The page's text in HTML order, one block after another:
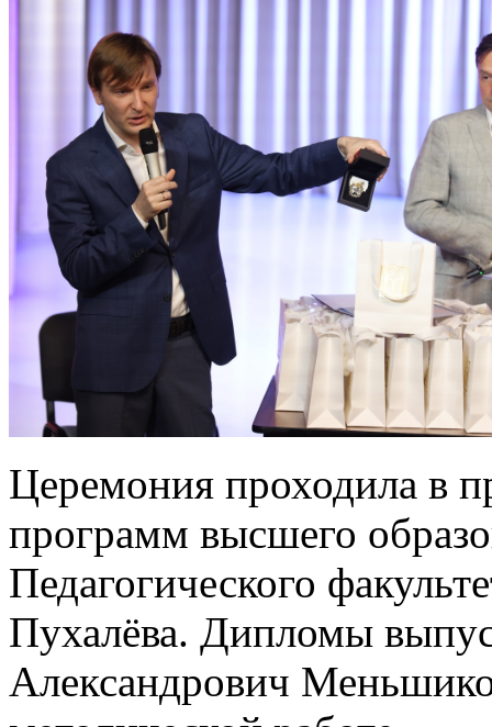
Церемония проходила в
программ высшего
Педагогического
Пухалёва. Дипломы
Александрович